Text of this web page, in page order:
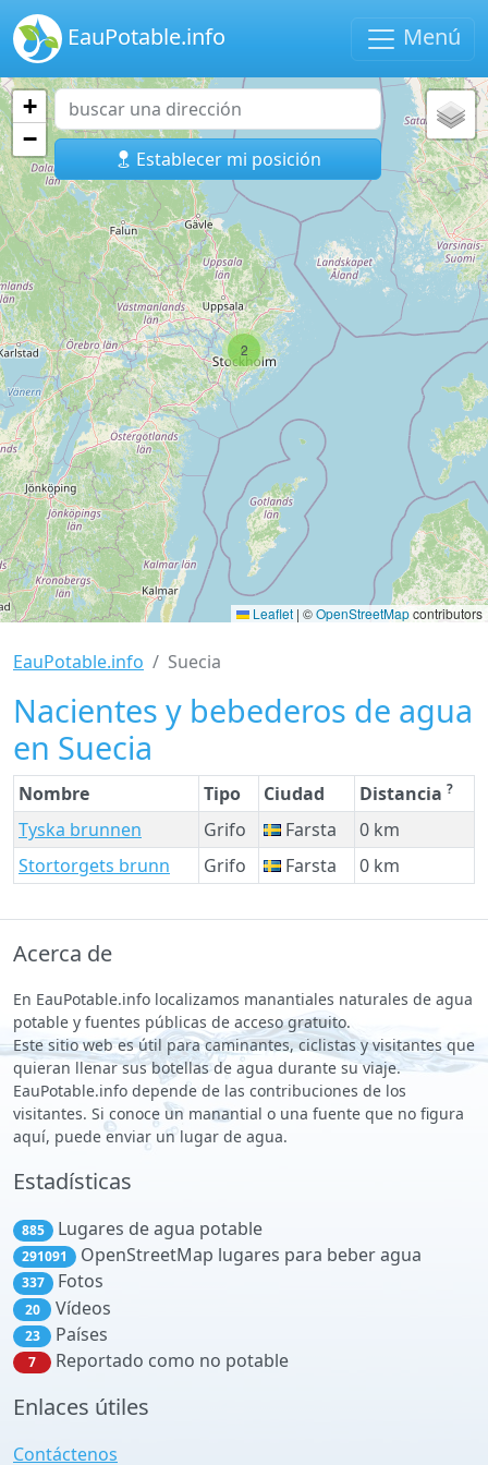
EauPotable.info Menú
Establecer mi posición
2
+
−
Leaflet | ©OpenStreetMapcontributors
EauPotable.info Suecia
Nacientes y bebederos de agua
en Suecia
Nombre Tipo Ciudad Distancia ?
Tyska brunnen Grifo Farsta
0 km
Stortorgets brunn
Grifo Farsta 0 km
Acerca de
En EauPotable.info localizamos manantiales naturales de agua
potable y fuentes públicas de acceso gratuito.
Este sitio web es útil para caminantes, ciclistas y visitantes que
quieran llenar sus botellas de agua durante su viaje.
EauPotable.info depende de las contribuciones de los
visitantes. Si conoce un manantial o una fuente que no figura
aquí, puede enviar un lugar de agua.
Estadísticas
885 Lugares de agua potable
291091 OpenStreetMap lugares para beber agua
337 Fotos
20 Vídeos
23 Países
7 Reportado como no potable
Enlaces útiles
Contáctenos